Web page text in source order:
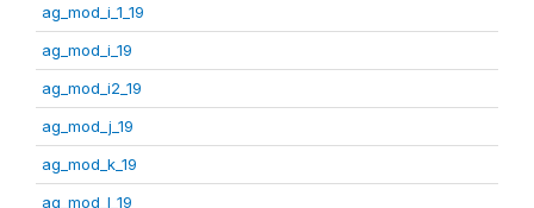
ag_mod_i_1_19
ag_mod_i_19
ag_mod_i2_19
ag_mod_j_19
ag_mod_k_19
ag_mod_l_19